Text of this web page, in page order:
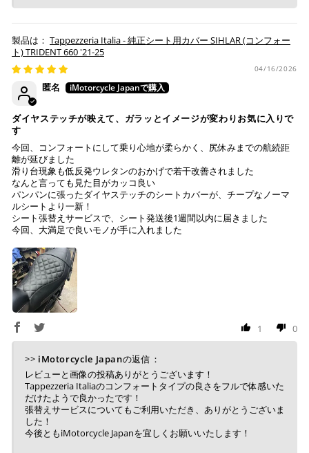
※ 税込300,000円以上のお買い物の際にはご利用頂けま
せん。
※ お支払いは現金のみとなります。
銀行振込
ご注文時に情報をお知らせ致しますので、指定の口座に
お振り込みください。
入金確認が取れ次第、商品を手配させて頂きます。
※ お支払期限はご注文日より7日以内とさせて頂いてお
り、万が一過ぎてしまった場合はご注文をキャンセルさ
せて頂きます。
※ 振込手数料はご負担ください。
Tappezzeria Italia - 純正シート用カバー SIHLAR (コンフォー
ト) TRIDENT 660 '21-25
04/16/2026
匿名
ダイヤステッチが映えて、ガラッとイメージが変わりお気に入りで
す
今回、コンフォートにして乗り心地が柔らかく、尻休みまでの航続距
離が延びました
滑り台現象も低反発ウレタンのおかげで若干改善されました
なんと言っても見た目がカッコ良い
パンパンに張ったダイヤステッチのシートカバーが、チープなノーマ
ルシートより一新！
シート張替えサービスで、シート発送後1週間以内に届きました
今回、大満足で良いモノが手に入れました
1 0
>> iMotorcycle Japanの返信：
レビューと画像の投稿ありがとうございます！
Tappezzeria Italiaのコンフォートタイプの良さをフルで体感いた
だけたようで良かったです！
張替えサービスについてもご利用いただき、ありがとうございま
した！
今後ともiMotorcycle Japanを宜しくお願いいたします！